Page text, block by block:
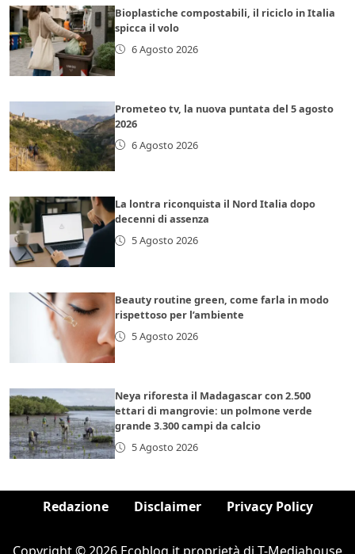
Bioplastiche compostabili, il riciclo in Italia
spicca il volo
6 Agosto 2026
Prometeo tv, la nuova puntata del 5 agosto
2026
6 Agosto 2026
La lontra riconquista il Nord Italia dopo
decenni di assenza
5 Agosto 2026
Beauty routine green, come farla in modo
rispettoso per l’ambiente
5 Agosto 2026
Neya riforesta il Madagascar con 2.500
ettari di mangrovie: un polmone verde
grande 3.300 campi da calcio
5 Agosto 2026
Redazione Disclaimer Privacy Policy